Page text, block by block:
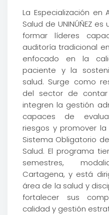
La Especialización en
Salud de UNINÚÑEZ
formar líderes
auditoría tradicional
enfocado en la
paciente y la
salud. Surge como
del sector de
integren la gestión
capaces de
riesgos y promover
Sistema Obligatorio
Salud. El programa
semestres,
Cartagena, y está
área de la salud y
fortalecer sus
calidad y gestión